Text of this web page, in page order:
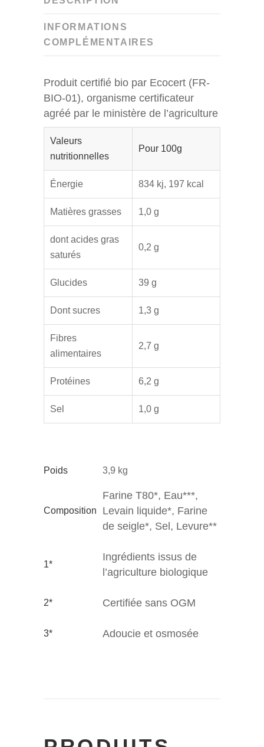
INFORMATIONS
COMPLÉMENTAIRES
Produit certifié bio par Ecocert (FR-
BIO-01), organisme certificateur
agréé par le ministère de l’agriculture
Valeurs
nutritionnelles
Pour 100g
Énergie 834 kj, 197 kcal
Matières grasses 1,0 g
dont acides gras
saturés
0,2 g
Glucides 39 g
Dont sucres 1,3 g
Fibres
alimentaires
2,7 g
Protéines 6,2 g
Sel 1,0 g
Poids 3,9 kg
Composition
Farine T80*, Eau***,
Levain liquide*, Farine
de seigle*, Sel, Levure**
1*
Ingrédients issus de
l’agriculture biologique
2* Certifiée sans OGM
3* Adoucie et osmosée